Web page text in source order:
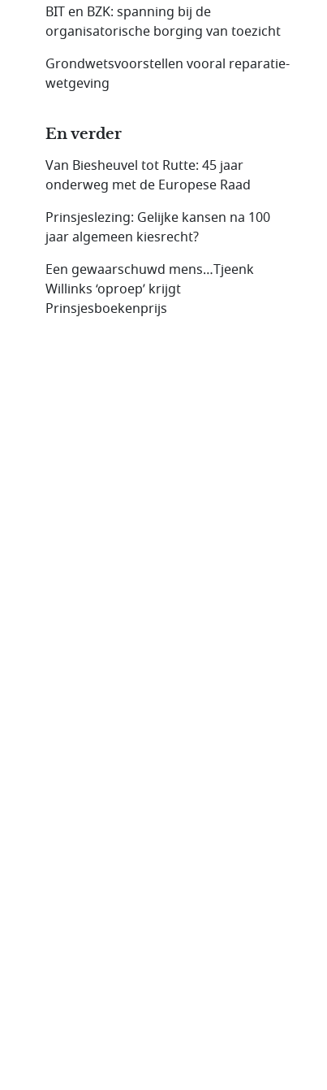
BIT en BZK: spanning bij de
organisatorische borging van toezicht
Grondwetsvoorstellen vooral reparatie-
wetgeving
En verder
Van Biesheuvel tot Rutte: 45 jaar
onderweg met de Europese Raad
Prinsjeslezing: Gelijke kansen na 100
jaar algemeen kiesrecht?
Een gewaarschuwd mens…Tjeenk
Willinks ‘oproep’ krijgt
Prinsjesboekenprijs